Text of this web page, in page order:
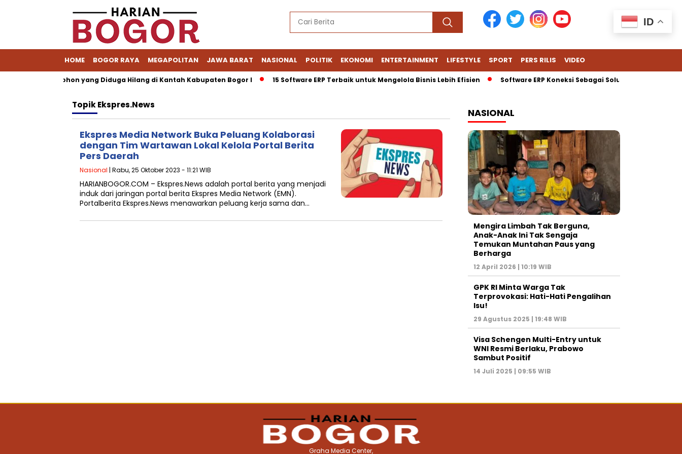
HOME BOGOR RAYA MEGAPOLITAN JAWA BARAT NASIONAL POLITIK EKONOMI ENTERTAINMENT LIFESTYLE SPORT PERS RILIS VIDEO
Berkas Pemohon yang Diduga Hilang di Kantah Kabupaten Bogor I 15 Software ERP Terbaik untuk Mengelola Bisnis Lebih Efisien Software ERP Koneksi Sebagai Solusi Cerdas untuk
TopikEkspres.News
Ekspres Media Network Buka Peluang Kolaborasi
dengan Tim Wartawan Lokal Kelola Portal Berita
Pers Daerah
Nasional | Rabu, 25 Oktober 2023 - 11:21 WIB
HARIANBOGOR.COM – Ekspres.News adalah portal berita yang menjadi
induk dari jaringan portal berita Ekspres Media Network (EMN).
Portalberita Ekspres.News menawarkan peluang kerja sama dan…
NASIONAL
Mengira Limbah Tak Berguna,
Anak-Anak Ini Tak Sengaja
Temukan Muntahan Paus yang
Berharga
12 April 2026 | 10:19 WIB
GPK RI Minta Warga Tak
Terprovokasi: Hati-Hati Pengalihan
Isu!
29 Agustus 2025 | 19:48 WIB
Visa Schengen Multi-Entry untuk
WNI Resmi Berlaku, Prabowo
Sambut Positif
14 Juli 2025 | 09:55 WIB
ID
Graha Media Center,